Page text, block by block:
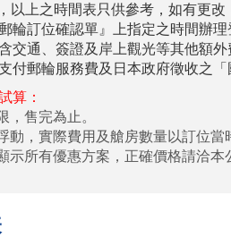
，以上之時間表只供參考，如有更改
輪訂位確認單』上指定之時間辦理
交通、簽證及岸上觀光等其他額外
付郵輪服務費及日本政府徵收之「
算：
，售完為止。
動，實際費用及艙房數量以訂位當
示所有優惠方案，正確價格請洽本